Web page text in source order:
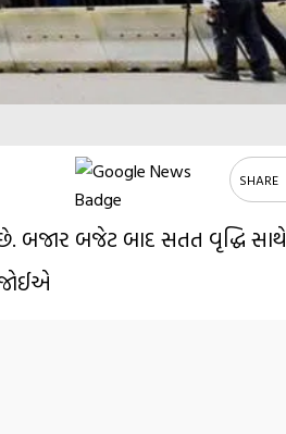
SHARE
છે. બજાર બજેટ બાદ સતત વૃદ્ધિ સાથે